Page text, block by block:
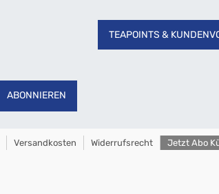
ABONNIEREN
TEAPOINTS &
Versandkosten Widerrufsrecht Jetzt Abo